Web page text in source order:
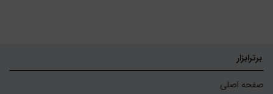
برترابزار
صفحه اصلی